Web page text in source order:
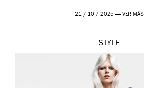
21 / 10 / 2025 — VER MÁS
STYLE